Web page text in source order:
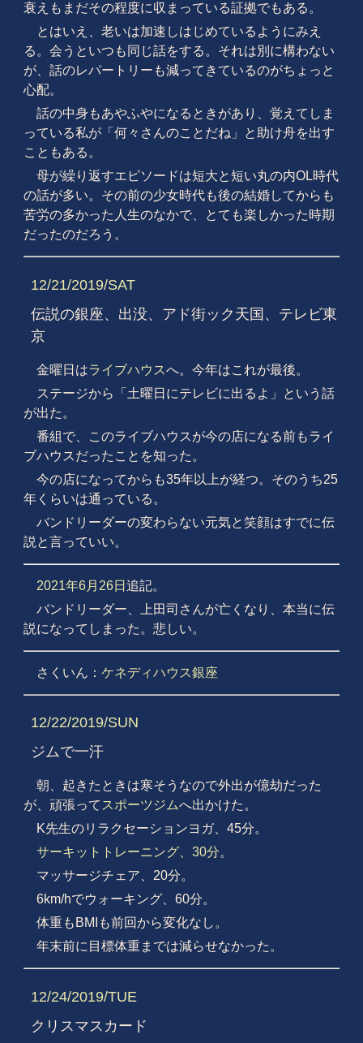
衰えもまだその程度に収まっている証拠でもある。
とはいえ、老いは加速しはじめているようにみえ
る。会うといつも同じ話をする。それは別に構わない
が、話のレパートリーも減ってきているのがちょっと
心配。
話の中身もあやふやになるときがあり、覚えてしま
っている私が「何々さんのことだね」と助け舟を出す
こともある。
母が繰り返すエピソードは短大と短い丸の内OL時代
の話が多い。その前の少女時代も後の結婚してからも
苦労の多かった人生のなかで、とても楽しかった時期
だったのだろう。
12/21/2019/SAT
伝説の銀座、出没、アド街ック天国、テレビ東
京
金曜日はライブハウスへ。今年はこれが最後。
ステージから「土曜日にテレビに出るよ」という話
が出た。
番組で、このライブハウスが今の店になる前もライ
ブハウスだったことを知った。
今の店になってからも35年以上が経つ。そのうち25
年くらいは通っている。
バンドリーダーの変わらない元気と笑顔はすでに伝
説と言っていい。
2021年6月26日 追記。
バンドリーダー、上田司さんが亡くなり、本当に伝
説になってしまった。悲しい。
さくいん： ケネディハウス銀座
12/22/2019/SUN
ジムで一汗
朝、起きたときは寒そうなので外出が億劫だった
が、頑張って スポーツジムへ出かけた。
K先生のリラクセーションヨガ、45分。
サーキットトレーニング、30分。
マッサージチェア、20分。
6km/hでウォーキング、60分。
体重もBMIも前回から変化なし。
年末前に目標体重までは減らせなかった。
12/24/2019/TUE
クリスマスカード